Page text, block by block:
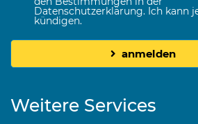
Datenschutzerklärung. Ich kann
kündigen.
anmelden
Weitere Services